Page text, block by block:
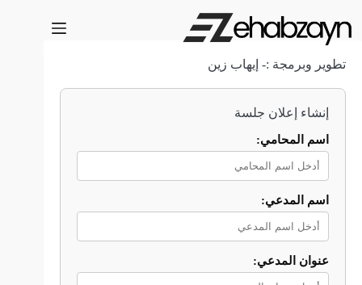
content
تطوير وبرمجة :- إيهاب زين
إنشاء إعلان جلسة
اسم المحامي:
اسم المدعي:
عنوان المدعي: